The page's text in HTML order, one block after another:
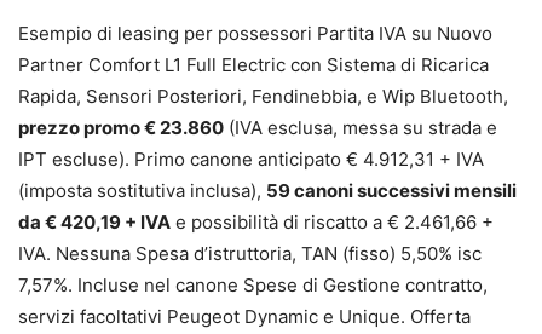
Esempio di leasing per possessori Partita IVA su Nuovo
Partner Comfort L1 Full Electric con Sistema di Ricarica
Rapida, Sensori Posteriori, Fendinebbia, e Wip Bluetooth,
prezzo promo € 23.860 (IVA esclusa, messa su strada e
IPT escluse). Primo canone anticipato € 4.912,31 + IVA
(imposta sostitutiva inclusa), 59 canoni successivi mensili
da € 420,19 + IVA e possibilità di riscatto a € 2.461,66 +
IVA. Nessuna Spesa d’istruttoria, TAN (fisso) 5,50% isc
7,57%. Incluse nel canone Spese di Gestione contratto,
servizi facoltativi Peugeot Dynamic e Unique. Offerta